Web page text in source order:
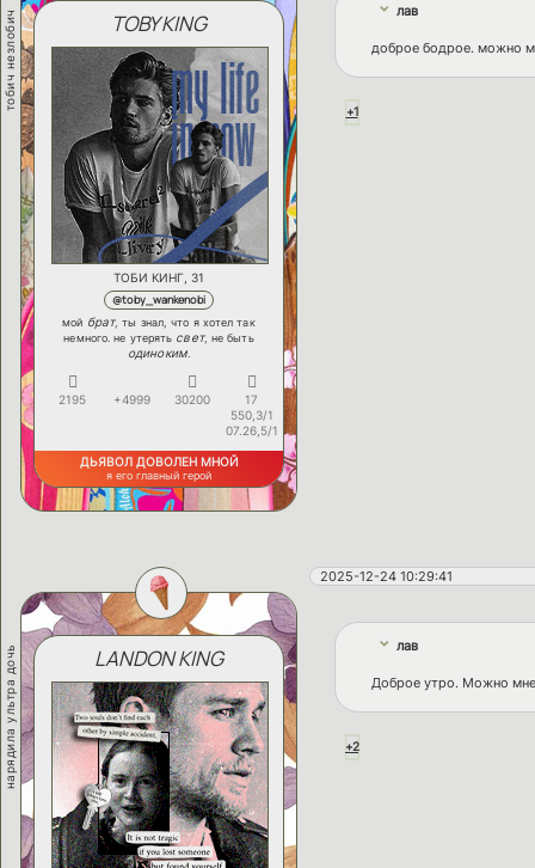
тобич незлобич TOBY KING
ТОБИ КИНГ, 31
@toby_wankenobi
мой брат, ты знал, что я хотел так
немного. не утерять свет, не быть
одиноким.
2195 +4999 30200
17
550,3/1
07.26,5/1
ДЬЯВОЛ ДОВОЛЕН МНОЙ
я его главный герой
лав
доброе бодрое. можно
+1
2025-12-24 10:29:41
нарядила ультра дочь LANDON KING лав
Доброе утро. Можно мне
+2